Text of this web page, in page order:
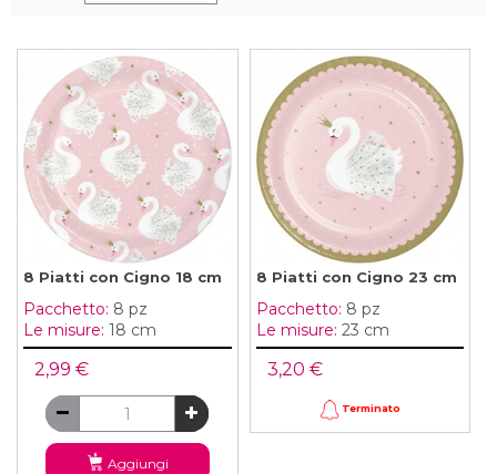
8 Piatti con Cigno 18 cm
Pacchetto: 8 pz
Le misure: 18 cm
2,99 €
Aggiungi
8 Piatti con Cigno 23 cm
Pacchetto: 8 pz
Le misure: 23 cm
3,20 €
Terminato